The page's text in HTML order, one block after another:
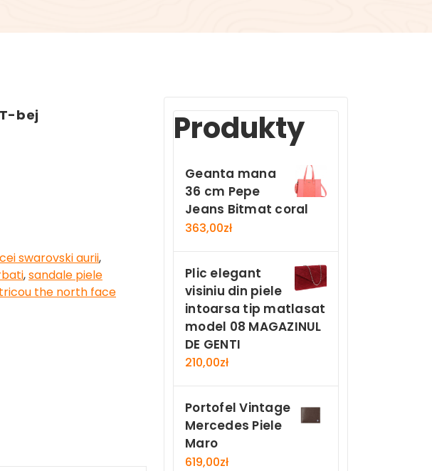
bej
swarovski aurii,
,sandale piele
tricou the north face
Produkty
Geanta mana
36 cm Pepe
Jeans Bitmat coral
363,00zł
Plic elegant
visiniu din piele
intoarsa tip matlasat
model 08 MAGAZINUL
DE GENTI
210,00zł
Portofel Vintage
Mercedes Piele
Maro
619,00zł